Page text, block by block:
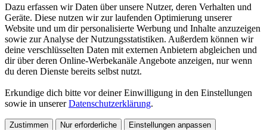
Dazu erfassen wir Daten über unsere Nutzer, deren Verhalten und
Geräte. Diese nutzen wir zur laufenden Optimierung unserer
Website und um dir personalisierte Werbung und Inhalte anzuzeigen
sowie zur Analyse der Nutzungsstatistiken. Außerdem können wir
deine verschlüsselten Daten mit externen Anbietern abgleichen und
dir über deren Online-Werbekanäle Angebote anzeigen, nur wenn
du deren Dienste bereits selbst nutzt.
Erkundige dich bitte vor deiner Einwilligung in den Einstellungen
sowie in unsererDatenschutzerklärung.
Zustimmen Nur erforderliche Einstellungen anpassen